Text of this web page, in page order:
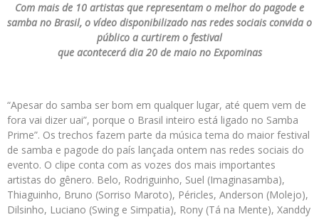
Com mais de 10 artistas que representam o melhor do pagode e
samba no Brasil, o vídeo disponibilizado nas redes sociais convida o
público a curtirem o festival
que acontecerá dia 20 de maio no Expominas
“Apesar do samba ser bom em qualquer lugar, até quem vem de
fora vai dizer uai”, porque o Brasil inteiro está ligado no Samba
Prime”. Os trechos fazem parte da música tema do maior festival
de samba e pagode do país lançada ontem nas redes sociais do
evento. O clipe conta com as vozes dos mais importantes
artistas do gênero. Belo, Rodriguinho, Suel (Imaginasamba),
Thiaguinho, Bruno (Sorriso Maroto), Péricles, Anderson (Molejo),
Dilsinho, Luciano (Swing e Simpatia), Rony (Tá na Mente), Xanddy